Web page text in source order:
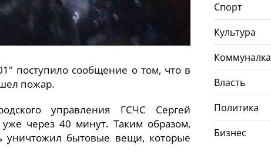
поступило сообщение о том, что в
пожар.
управления ГСЧС Сергей
через 40 минут. Таким образом,
уничтожил бытовые вещи, которые
Спорт
Культура
Коммуналка
Власть
Политика
Бизнес